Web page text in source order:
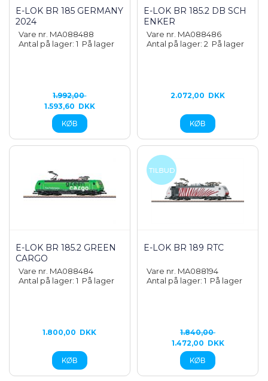
E-LOK BR 185 GERMANY
2024
Vare nr. MA088488
Antal på lager: 1 På lager
1.992,00
1.593,60 DKK
E-LOK BR 185.2 DB SCH
ENKER
Vare nr. MA088486
Antal på lager: 2 På lager
2.072,00 DKK
E-LOK BR 185.2 GREEN
CARGO
Vare nr. MA088484
Antal på lager: 1 På lager
1.800,00 DKK
E-LOK BR 189 RTC
Vare nr. MA088194
Antal på lager: 1 På lager
1.840,00
1.472,00 DKK